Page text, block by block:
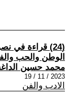
(24) قراءة في
الوطن والحب
محمد حسين
2023 / 11 / 19
الادب والفن